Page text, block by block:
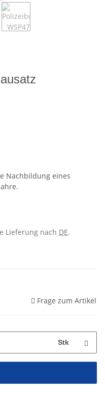
Nachbildung eines
Lieferung nach DE.
Frage zum Artikel
Stk